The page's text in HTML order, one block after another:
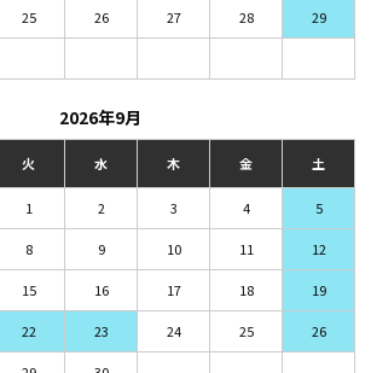
25 26 27 28 29
2026年9月
火 水 木 金 土
1 2 3 4 5
8 9 10 11 12
15 16 17 18 19
22 23 24 25 26